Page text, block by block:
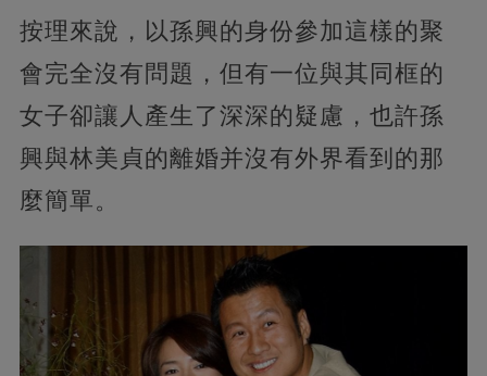
按理來說，以孫興的身份參加這樣的聚
會完全沒有問題，但有一位與其同框的
女子卻讓人產生了深深的疑慮，也許孫
興與林美貞的離婚并沒有外界看到的那
麼簡單。